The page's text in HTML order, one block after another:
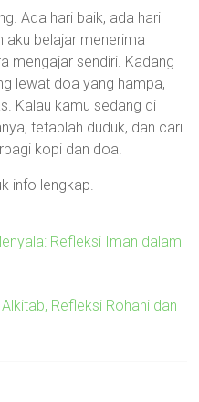
Ada hari baik, ada hari
aku belajar menerima
mengajar sendiri. Kadang
lewat doa yang hampa,
Kalau kamu sedang di
tetaplah duduk, dan cari
kopi dan doa.
info lengkap.
Refleksi Iman dalam
Refleksi Rohani dan